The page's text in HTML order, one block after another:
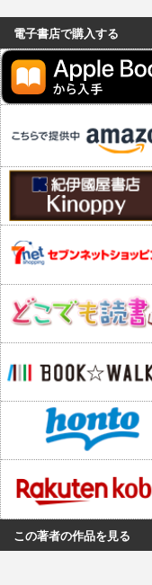
電子書店で購入する
この著者の作品を見る